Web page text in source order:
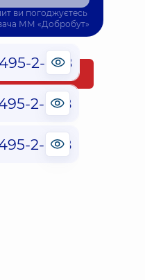
Сьогодні о 14:15
до фахівця
ви погоджуєтесь
ММ «Добробут»
2-888
2-888
2-888